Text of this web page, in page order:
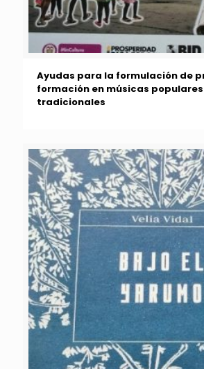
Ayudas para la formulación de
formación en músicas populares
tradicionales